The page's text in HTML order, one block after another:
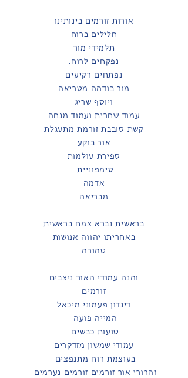
אורות זורמים בינותינו
חלילים ברוח
תלמידי מור
נפקחים לרוח.
נפתחים רקיעים
מור בודהה מטריאה
ויוסף שריג
עמוד שחרית ועמוד מנחה
קשת סובבת זורמת מתעגלת
אור בוקע
ספירת עולמות
סימפוניית
אדמה
מבריאה
בראשית נברא צמח בראשית
באחריתו יהווה אנושות
טהורה
והנה עמודי האור ניצבים
זורמים
דינדון פעמוני מיכאל
המייה פועה
טועות כבשים
עמודי שמשון מזדקרים
בעוצמת רוח מתנפצים
זהרורי אור זורמים זורמים נערמים